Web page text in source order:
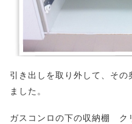
引き出しを取り外して、その
ました。
ガスコンロの下の収納棚 ク